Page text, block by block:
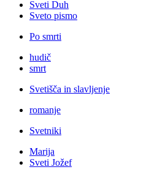
Sveti Duh
Sveto pismo
Po smrti
hudič
smrt
Svetišča in slavljenje
romanje
Svetniki
Marija
Sveti Jožef